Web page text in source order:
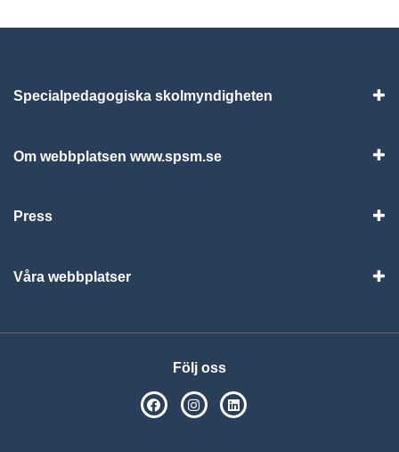
Specialpedagogiska skolmyndigheten
Om webbplatsen www.spsm.se
Press
Våra webbplatser
Följ oss
SPSM på Facebook
SPSM på Instagram